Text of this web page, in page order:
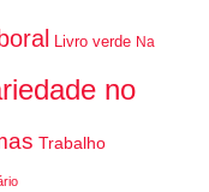
Livro verde Na
no
Trabalho